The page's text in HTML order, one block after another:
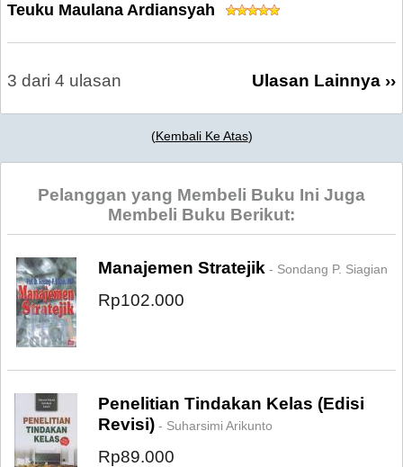
Teuku Maulana Ardiansyah
3 dari 4 ulasan Ulasan Lainnya ››
(Kembali Ke Atas)
Pelanggan yang Membeli Buku Ini Juga
Membeli Buku Berikut:
Manajemen Stratejik - Sondang P. Siagian
Rp102.000
Penelitian Tindakan Kelas (Edisi
Revisi) - Suharsimi Arikunto
Rp89.000